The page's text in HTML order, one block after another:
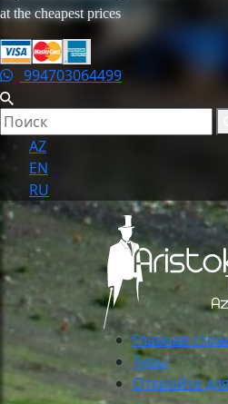
at the cheapest prices
994703064499
AZ
EN
RU
Главная
Туры
Откройте